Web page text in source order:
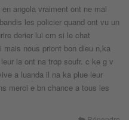
angola vraiment ont ne mal
les policier quand ont vu un
derier lui cm si le chat
mais nous priont bon dieu n,ka
la ont na trop soufr. c ke g v
a luanda il na ka plue leur
merci e bn chance a tous les